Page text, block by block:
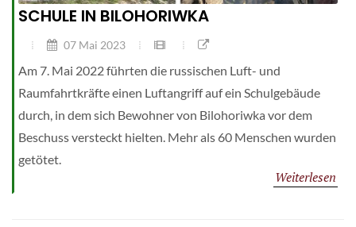
SCHULE IN BILOHORIWKA
07 Mai 2023
Am 7. Mai 2022 führten die russischen Luft- und
Raumfahrtkräfte einen Luftangriff auf ein Schulgebäude
durch, in dem sich Bewohner von Bilohoriwka vor dem
Beschuss versteckt hielten. Mehr als 60 Menschen wurden
getötet.
Weiterlesen